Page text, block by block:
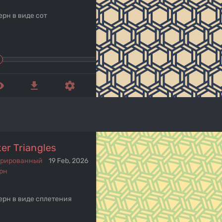
в виде сот
get_app settings
Triangles
19 Feb, 2026
в виде сплетения